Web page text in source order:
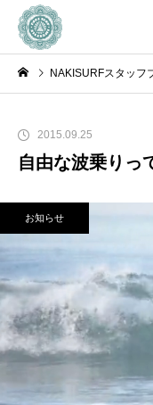
NAKISURFスタッフ
2015.09.25
自由な波乗りっ
お知らせ